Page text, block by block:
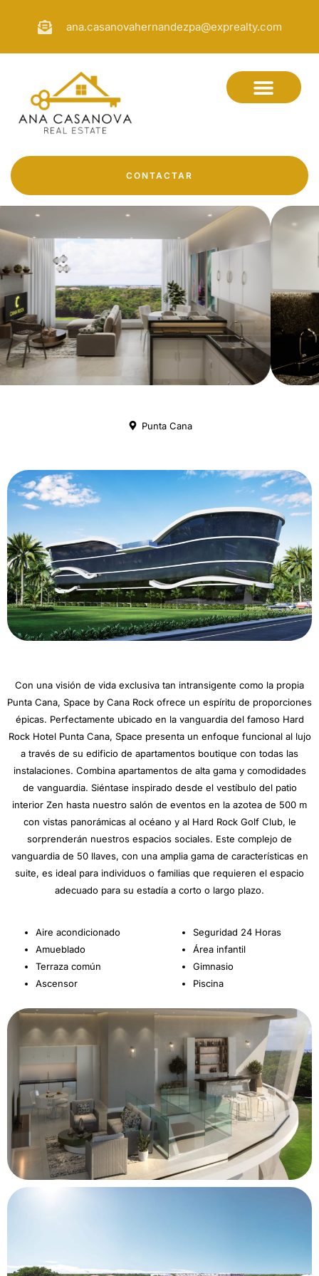
ana.casanovahernandezpa@exprealty.com
CONTACTAR
Punta Cana
Con una visión de vida exclusiva tan intransigente como la propia
Punta Cana, Space by Cana Rock ofrece un espíritu de proporciones
épicas. Perfectamente ubicado en la vanguardia del famoso Hard
Rock Hotel Punta Cana, Space presenta un enfoque funcional al lujo
a través de su edificio de apartamentos boutique con todas las
instalaciones. Combina apartamentos de alta gama y comodidades
de vanguardia. Siéntase inspirado desde el vestíbulo del patio
interior Zen hasta nuestro salón de eventos en la azotea de 500 m
con vistas panorámicas al océano y al Hard Rock Golf Club, le
sorprenderán nuestros espacios sociales. Este complejo de
vanguardia de 50 llaves, con una amplia gama de características en
suite, es ideal para individuos o familias que requieren el espacio
adecuado para su estadía a corto o largo plazo.
Aire acondicionado
Amueblado
Terraza común
Ascensor
Seguridad 24 Horas
Área infantil
Gimnasio
Piscina